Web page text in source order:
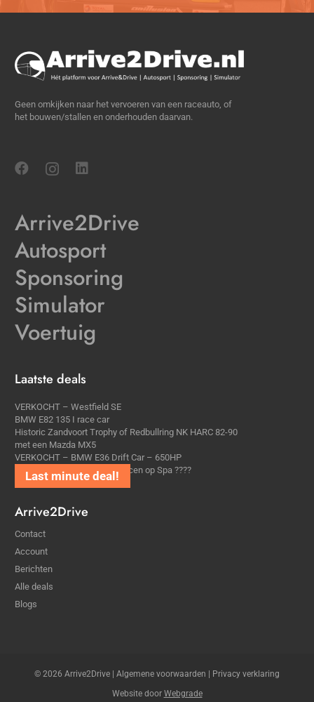
Geen omkijken naar het vervoeren van een raceauto, of
het bouwen/stallen en onderhouden daarvan.
Arrive2Drive
Autosport
Sponsoring
Simulator
Voertuig
Laatste deals
VERKOCHT – Westfield SE
BMW E82 135 I race car
Historic Zandvoort Trophy of Redbullring NK HARC 82-90
met een Mazda MX5
VERKOCHT – BMW E36 Drift Car – 650HP
Alijd al gedroomd van echt racen op Spa ????
Arrive2Drive
Contact
Account
Berichten
Alle deals
Blogs
© 2026 Arrive2Drive | Algemene voorwaarden
Privacy verklaring
Website door Webgrade